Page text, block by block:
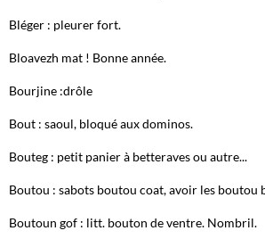
Bléger : pleurer fort.
Bloavezh mat ! Bonne année.
Bourjine :drôle
Bout : saoul, bloqué aux dominos.
Bouteg : petit panier à betteraves ou autre...
Boutou : sabots boutou coat, avoir les boutou
Boutoun gof : litt. bouton de ventre. Nombril.